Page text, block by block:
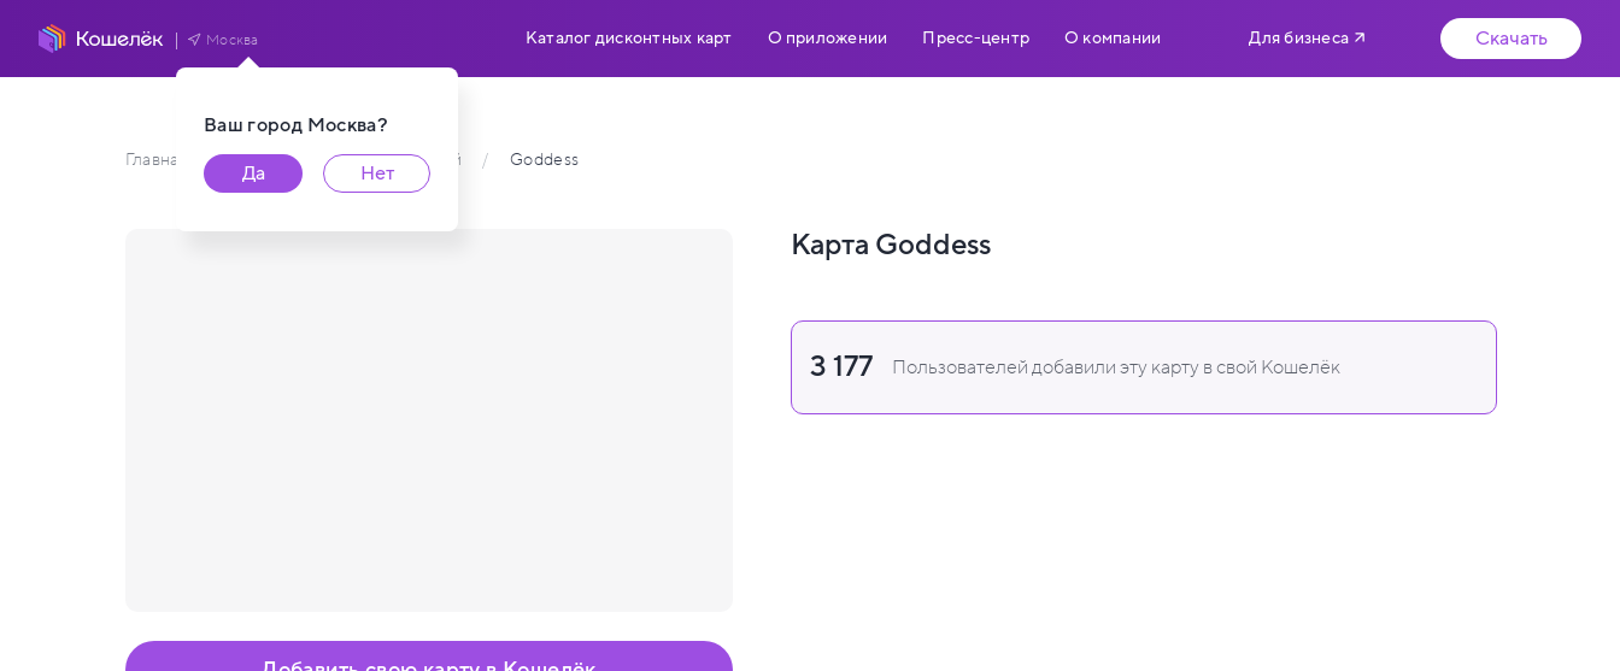
Ваш город Москва?
Да
Нет
Москва Каталог дисконтных карт О приложении Пресс-центр О компании Для бизнеса Скачать
Главная / Каталог карт пользователей / Goddess
Карта Goddess
3 177 Пользователей добавили эту карту в свой Кошелёк